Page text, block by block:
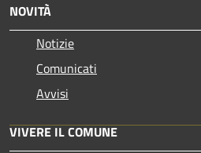
NOVITÀ
Notizie
Comunicati
Avvisi
VIVERE IL COMUNE